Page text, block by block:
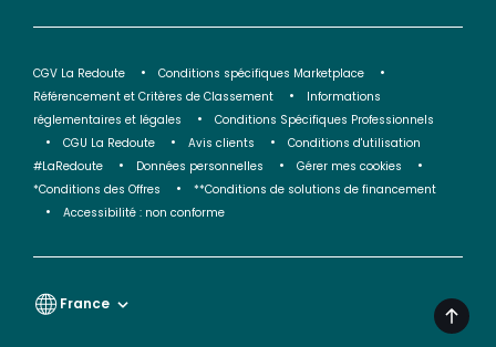
CGV La Redoute
Conditions spécifiques Marketplace
Référencement et Critères de Classement
Informations
réglementaires et légales
Conditions Spécifiques Professionnels
CGU La Redoute
Avis clients
Conditions d'utilisation
#LaRedoute
Données personnelles
Gérer mes cookies
*Conditions des Offres
**Conditions de solutions de financement
Accessibilité : non conforme
France